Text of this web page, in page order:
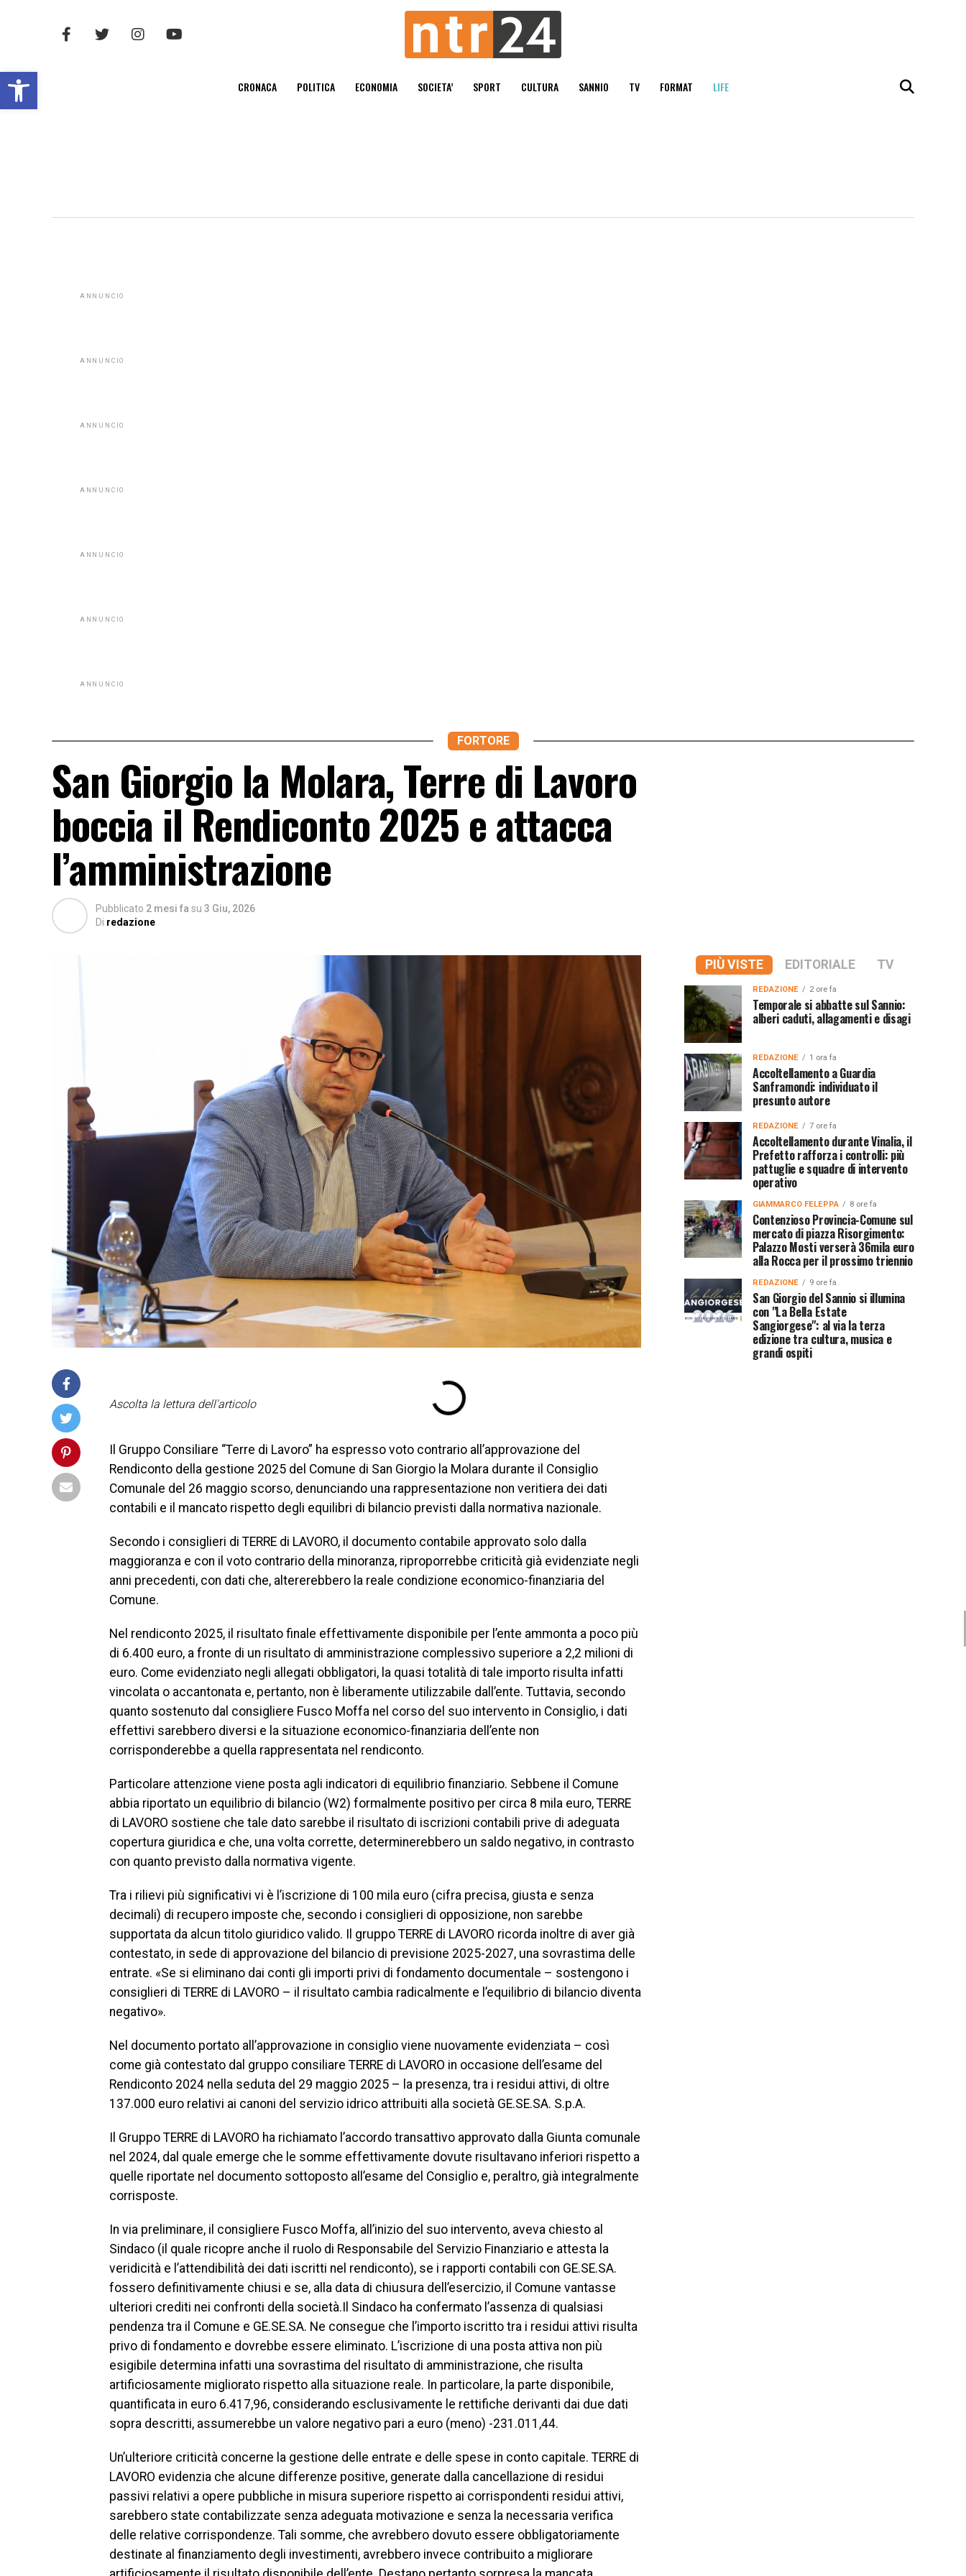
Open toolbar CRONACA POLITICA ECONOMIA SOCIETA’ SPORT CULTURA SANNIO TV FORMAT LIFE
ANNUNCIO
ANNUNCIO
ANNUNCIO
ANNUNCIO
ANNUNCIO
ANNUNCIO
ANNUNCIO
FORTORE
San Giorgio la Molara, Terre di Lavoro
boccia il Rendiconto 2025 e attacca
l’amministrazione
Pubblicato 2 mesi fa su 3 Giu, 2026
Di redazione
Ascolta la lettura dell'articolo
Il Gruppo Consiliare “Terre di Lavoro” ha espresso voto contrario all’approvazione del
Rendiconto della gestione 2025 del Comune di San Giorgio la Molara durante il Consiglio
Comunale del 26 maggio scorso, denunciando una rappresentazione non veritiera dei dati
contabili e il mancato rispetto degli equilibri di bilancio previsti dalla normativa nazionale.
Secondo i consiglieri di TERRE di LAVORO, il documento contabile approvato solo dalla
maggioranza e con il voto contrario della minoranza, riproporrebbe criticità già evidenziate negli
anni precedenti, con dati che, altererebbero la reale condizione economico-finanziaria del
Comune.
Nel rendiconto 2025, il risultato finale effettivamente disponibile per l’ente ammonta a poco più
di 6.400 euro, a fronte di un risultato di amministrazione complessivo superiore a 2,2 milioni di
euro. Come evidenziato negli allegati obbligatori, la quasi totalità di tale importo risulta infatti
vincolata o accantonata e, pertanto, non è liberamente utilizzabile dall’ente. Tuttavia, secondo
quanto sostenuto dal consigliere Fusco Moffa nel corso del suo intervento in Consiglio, i dati
effettivi sarebbero diversi e la situazione economico-finanziaria dell’ente non
corrisponderebbe a quella rappresentata nel rendiconto.
Particolare attenzione viene posta agli indicatori di equilibrio finanziario. Sebbene il Comune
abbia riportato un equilibrio di bilancio (W2) formalmente positivo per circa 8 mila euro, TERRE
di LAVORO sostiene che tale dato sarebbe il risultato di iscrizioni contabili prive di adeguata
copertura giuridica e che, una volta corrette, determinerebbero un saldo negativo, in contrasto
con quanto previsto dalla normativa vigente.
Tra i rilievi più significativi vi è l’iscrizione di 100 mila euro (cifra precisa, giusta e senza
decimali) di recupero imposte che, secondo i consiglieri di opposizione, non sarebbe
supportata da alcun titolo giuridico valido. Il gruppo TERRE di LAVORO ricorda inoltre di aver già
contestato, in sede di approvazione del bilancio di previsione 2025-2027, una sovrastima delle
entrate. «Se si eliminano dai conti gli importi privi di fondamento documentale – sostengono i
consiglieri di TERRE di LAVORO – il risultato cambia radicalmente e l’equilibrio di bilancio diventa
negativo».
Nel documento portato all’approvazione in consiglio viene nuovamente evidenziata – così
come già contestato dal gruppo consiliare TERRE di LAVORO in occasione dell’esame del
Rendiconto 2024 nella seduta del 29 maggio 2025 – la presenza, tra i residui attivi, di oltre
137.000 euro relativi ai canoni del servizio idrico attribuiti alla società GE.SE.SA. S.p.A.
Il Gruppo TERRE di LAVORO ha richiamato l’accordo transattivo approvato dalla Giunta comunale
nel 2024, dal quale emerge che le somme effettivamente dovute risultavano inferiori rispetto a
quelle riportate nel documento sottoposto all’esame del Consiglio e, peraltro, già integralmente
corrisposte.
In via preliminare, il consigliere Fusco Moffa, all’inizio del suo intervento, aveva chiesto al
Sindaco (il quale ricopre anche il ruolo di Responsabile del Servizio Finanziario e attesta la
veridicità e l’attendibilità dei dati iscritti nel rendiconto), se i rapporti contabili con GE.SE.SA.
fossero definitivamente chiusi e se, alla data di chiusura dell’esercizio, il Comune vantasse
ulteriori crediti nei confronti della società.Il Sindaco ha confermato l’assenza di qualsiasi
pendenza tra il Comune e GE.SE.SA. Ne consegue che l’importo iscritto tra i residui attivi risulta
privo di fondamento e dovrebbe essere eliminato. L’iscrizione di una posta attiva non più
esigibile determina infatti una sovrastima del risultato di amministrazione, che risulta
artificiosamente migliorato rispetto alla situazione reale. In particolare, la parte disponibile,
quantificata in euro 6.417,96, considerando esclusivamente le rettifiche derivanti dai due dati
sopra descritti, assumerebbe un valore negativo pari a euro (meno) -231.011,44.
Un’ulteriore criticità concerne la gestione delle entrate e delle spese in conto capitale. TERRE di
LAVORO evidenzia che alcune differenze positive, generate dalla cancellazione di residui
passivi relativi a opere pubbliche in misura superiore rispetto ai corrispondenti residui attivi,
sarebbero state contabilizzate senza adeguata motivazione e senza la necessaria verifica
delle relative corrispondenze. Tali somme, che avrebbero dovuto essere obbligatoriamente
destinate al finanziamento degli investimenti, avrebbero invece contribuito a migliorare
PIÙ VISTE EDITORIALE TV
REDAZIONE 2 ore fa
Temporale si abbatte sul Sannio:
alberi caduti, allagamenti e disagi
REDAZIONE 1 ora fa
Accoltellamento a Guardia
Sanframondi: individuato il
presunto autore
REDAZIONE 7 ore fa
Accoltellamento durante Vinalia, il
Prefetto rafforza i controlli: più
pattuglie e squadre di intervento
operativo
GIAMMARCO FELEPPA 8 ore fa
Contenzioso Provincia-Comune sul
mercato di piazza Risorgimento:
Palazzo Mosti verserà 36mila euro
alla Rocca per il prossimo triennio
REDAZIONE 9 ore fa
San Giorgio del Sannio si illumina
con "La Bella Estate
Sangiorgese": al via la terza
edizione tra cultura, musica e
grandi ospiti